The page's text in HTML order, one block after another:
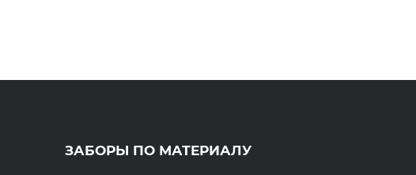
ЗАБОРЫ ПО МАТЕРИАЛУ